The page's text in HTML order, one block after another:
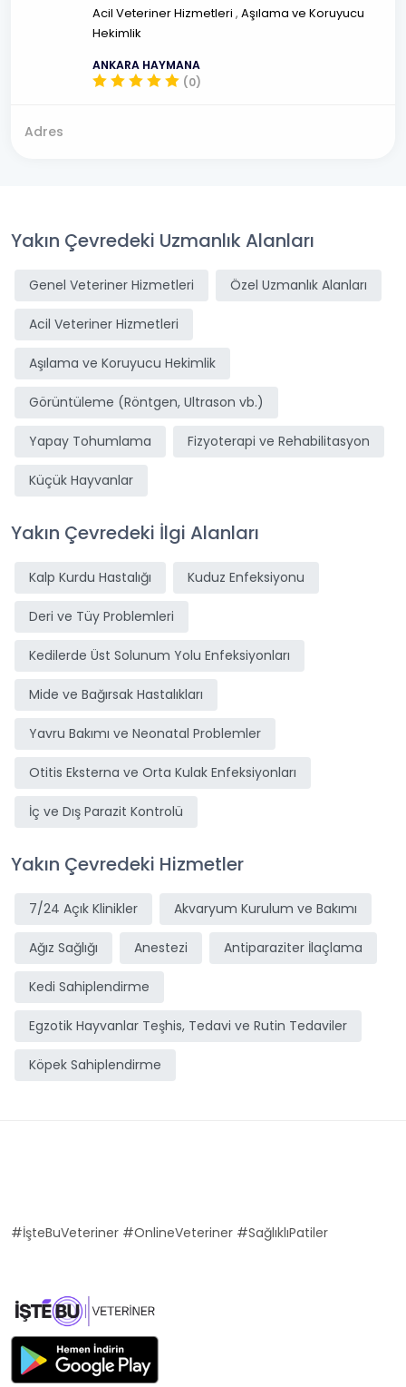
Acil Veteriner Hizmetleri , Aşılama ve Koruyucu
Hekimlik
ANKARA HAYMANA
(0)
Adres
Yakın Çevredeki Uzmanlık Alanları
Genel Veteriner Hizmetleri Özel Uzmanlık Alanları
Acil Veteriner Hizmetleri
Aşılama ve Koruyucu Hekimlik
Görüntüleme (Röntgen, Ultrason vb.)
Yapay Tohumlama Fizyoterapi ve Rehabilitasyon
Küçük Hayvanlar
Yakın Çevredeki İlgi Alanları
Kalp Kurdu Hastalığı Kuduz Enfeksiyonu
Deri ve Tüy Problemleri
Kedilerde Üst Solunum Yolu Enfeksiyonları
Mide ve Bağırsak Hastalıkları
Yavru Bakımı ve Neonatal Problemler
Otitis Eksterna ve Orta Kulak Enfeksiyonları
İç ve Dış Parazit Kontrolü
Yakın Çevredeki Hizmetler
7/24 Açık Klinikler Akvaryum Kurulum ve Bakımı
Ağız Sağlığı Anestezi Antiparaziter İlaçlama
Kedi Sahiplendirme
Egzotik Hayvanlar Teşhis, Tedavi ve Rutin Tedaviler
Köpek Sahiplendirme
#İşteBuVeteriner #OnlineVeteriner #SağlıklıPatiler